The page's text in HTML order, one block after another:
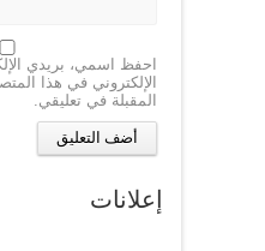
احفظ اسمي، بريدي
الإلكتروني في هذا
المقبلة في تعليقي.
إعلانات